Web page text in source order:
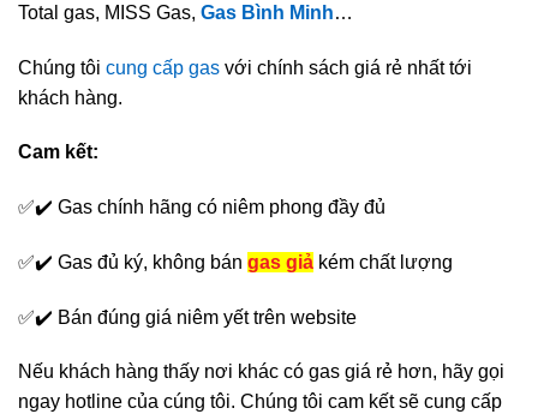
Total gas, MISS Gas, Gas Bình Minh…
Chúng tôi cung cấp gas với chính sách giá rẻ nhất tới
khách hàng.
Cam kết:
✅✔️ Gas chính hãng có niêm phong đầy đủ
✅✔️ Gas đủ ký, không bán gas giả kém chất lượng
✅✔️ Bán đúng giá niêm yết trên website
Nếu khách hàng thấy nơi khác có gas giá rẻ hơn, hãy gọi
ngay hotline của cúng tôi. Chúng tôi cam kết sẽ cung cấp